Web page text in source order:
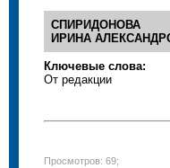
СПИРИДОНОВА
ИРИНА
Ключевые слова:
От редакции
Просмотров: 69;